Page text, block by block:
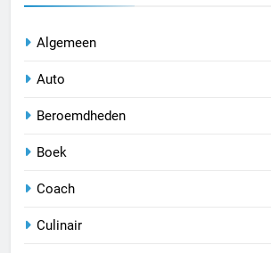
Algemeen
Auto
Beroemdheden
Boek
Coach
Culinair